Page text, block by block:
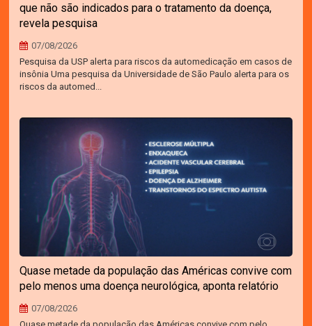
que não são indicados para o tratamento da doença,
revela pesquisa
07/08/2026
Pesquisa da USP alerta para riscos da automedicação em casos de
insônia Uma pesquisa da Universidade de São Paulo alerta para os
riscos da automed...
Quase metade da população das Américas convive com
pelo menos uma doença neurológica, aponta relatório
07/08/2026